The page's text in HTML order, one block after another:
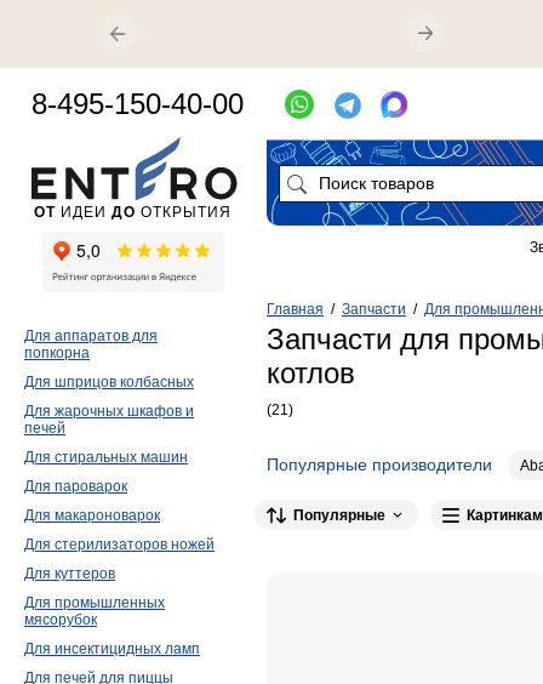
Главная / Запчасти / Для
Запчасти для
котлов
(21)
Популярные производители
Популярные
Для аппаратов для
попкорна
Для шприцов колбасных
Для жарочных шкафов и
печей
Для стиральных машин
Для пароварок
Для макароноварок
Для стерилизаторов ножей
Для куттеров
Для промышленных
мясорубок
Для инсектицидных ламп
Для печей для пиццы
ОТ ИДЕИ ДО ОТКРЫТИЯ
8-495-150-40-00